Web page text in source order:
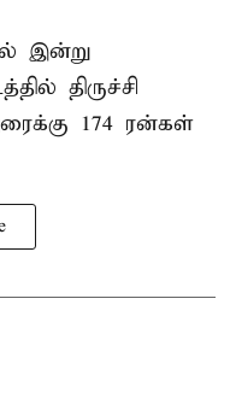
இன்று
திருச்சி
174 ரன்கள்